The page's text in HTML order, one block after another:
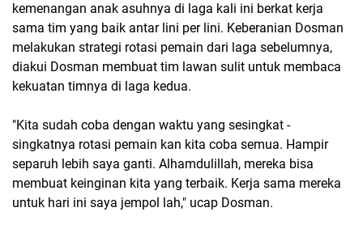
kemenangan anak asuhnya di laga kali ini berkat kerja
sama tim yang baik antar lini per lini. Keberanian Dosman
melakukan strategi rotasi pemain dari laga sebelumnya,
diakui Dosman membuat tim lawan sulit untuk membaca
kekuatan timnya di laga kedua.
"Kita sudah coba dengan waktu yang sesingkat -
singkatnya rotasi pemain kan kita coba semua. Hampir
separuh lebih saya ganti. Alhamdulillah, mereka bisa
membuat keinginan kita yang terbaik. Kerja sama mereka
untuk hari ini saya jempol lah," ucap Dosman.